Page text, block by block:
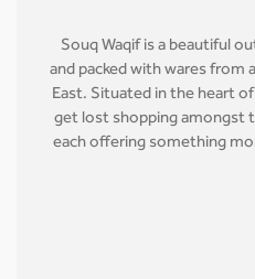
Souq Waqif is a
and packed with wares
East. Situated in the heart
get lost shopping
each offering something